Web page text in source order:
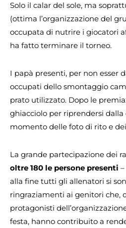
Solo il calar del sole, ma
(ottima l’organizzazione del
occupata di nutrire i giocatori
ha fatto terminare il torneo.
I papà presenti, per non esser
occupati dello smontaggio
prato utilizzato. Dopo le
ghiacciolo per riprendersi dalla
momento delle foto di rito e
La grande partecipazione dei
oltre 180 le persone presenti
alla fine tutti gli allenatori si
ringraziamenti ai genitori che,
protagonisti
festa, hanno contribuito a